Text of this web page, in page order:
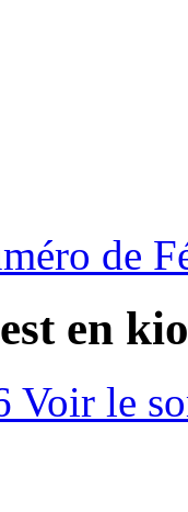
de
en
Voir le